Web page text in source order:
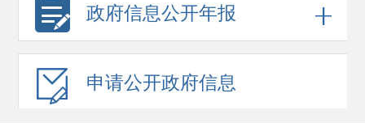
政府信息公开年报
申请公开政府信息